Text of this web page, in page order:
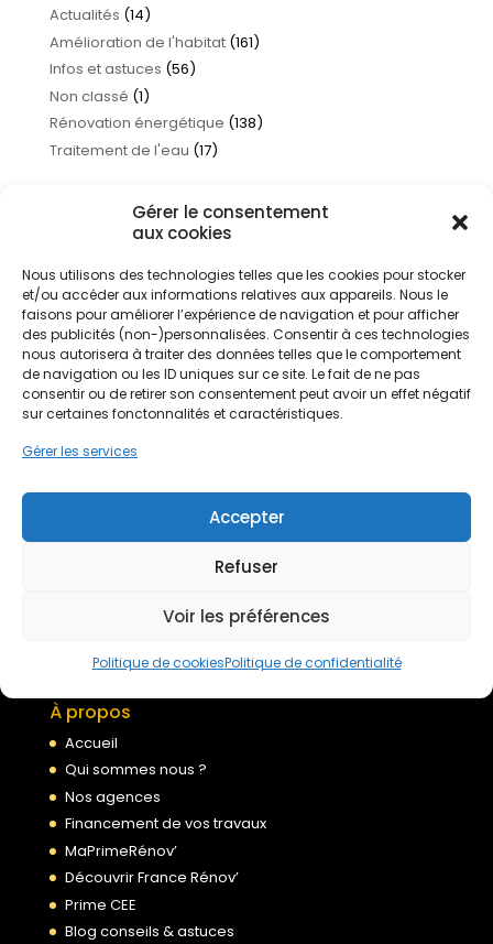
Gérer le consentement
aux cookies
Nous utilisons des technologies telles que les cookies pour stocker
et/ou accéder aux informations relatives aux appareils. Nous le
faisons pour améliorer l’expérience de navigation et pour afficher
des publicités (non-)personnalisées. Consentir à ces technologies
nous autorisera à traiter des données telles que le comportement
de navigation ou les ID uniques sur ce site. Le fait de ne pas
consentir ou de retirer son consentement peut avoir un effet négatif
sur certaines fonctonnalités et caractéristiques.
Gérer les services
Accepter
Refuser
Voir les préférences
Politique de cookiesPolitique de confidentialité
Actualités (14)
Amélioration de l'habitat(161)
Infos et astuces (56)
Non classé (1)
Rénovation énergétique (138)
Traitement de l'eau (17)
Devis gratuit
Conditions générales de services
À propos
Accueil
Qui sommes nous ?
Nos agences
Financement de vos travaux
MaPrimeRénov’
Découvrir France Rénov’
Prime CEE
Blog conseils & astuces